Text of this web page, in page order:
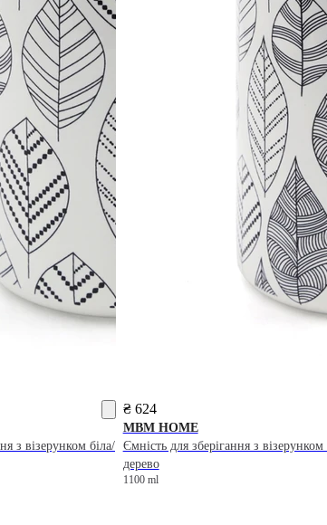
з візерунком біла/
₴ 624
MBM HOME
Ємність для зберігання з візерунком
дерево
1100 ml